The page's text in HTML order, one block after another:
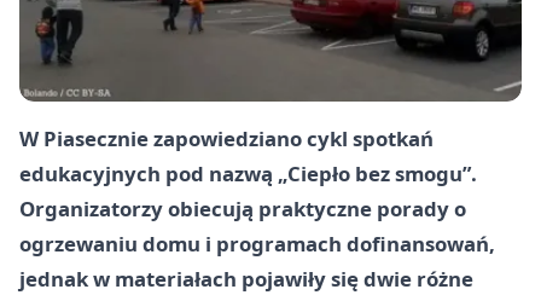
W Piasecznie zapowiedziano cykl spotkań
edukacyjnych pod nazwą „Ciepło bez smogu”.
Organizatorzy obiecują praktyczne porady o
ogrzewaniu domu i programach dofinansowań,
jednak w materiałach pojawiły się dwie różne